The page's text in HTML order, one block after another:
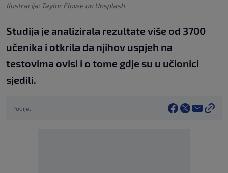
Ilustracija: Taylor Flowe on Unsplash
Studija je analizirala rezultate više od 3700
učenika i otkrila da njihov uspjeh na
testovima ovisi i o tome gdje su u učionici
sjedili.
Podijeli